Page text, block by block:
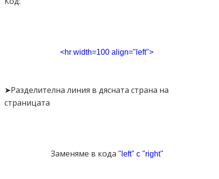
<hr width=100 align="left">
➤Разделителна линия в дясната страна на
страницата
Заменяме в кода "left" с "right"